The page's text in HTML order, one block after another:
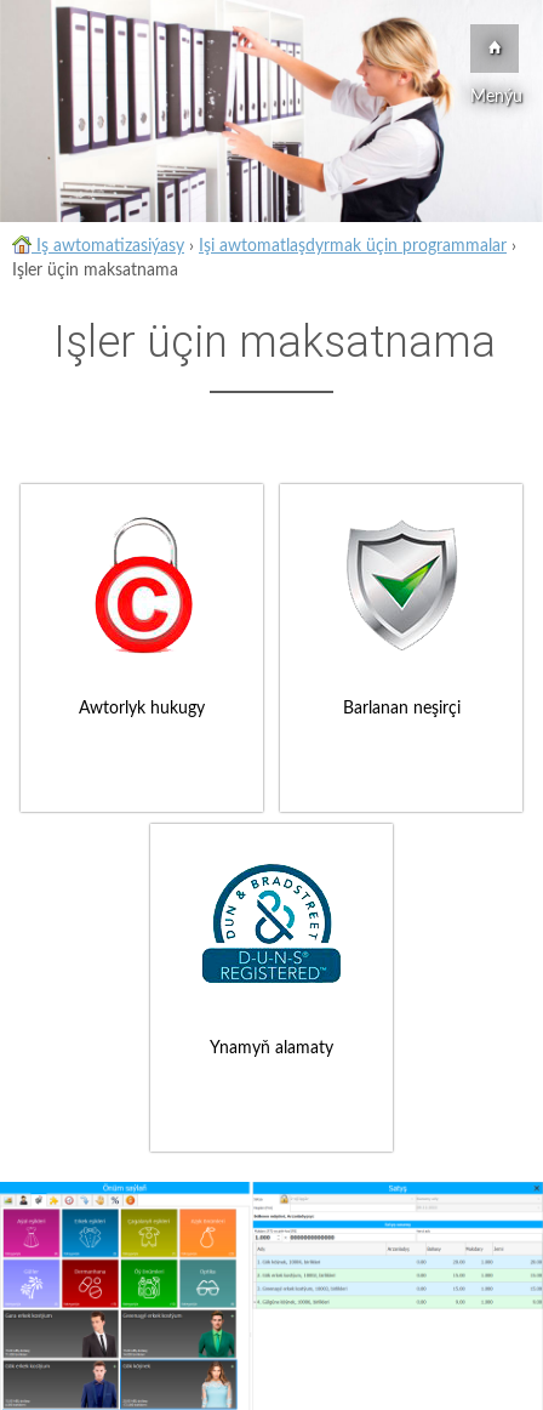
Menýu
Iş awtomatizasiýasy › Işi awtomatlaşdyrmak üçin programmalar ›
Işler üçin maksatnama
Işler üçin maksatnama
Awtorlyk hukugy Barlanan neşirçi
Ynamyň alamaty